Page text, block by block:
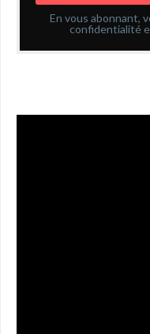
En vous abonnant,
confidentialité